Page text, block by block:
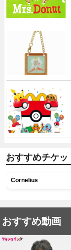
おすすめチケッ
Cornelius
おすすめ動画